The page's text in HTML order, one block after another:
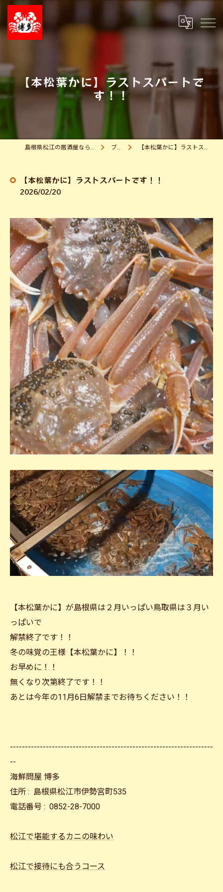
【本松葉かに】ラストスパートで
す！！
島根県松江の居酒屋なら海鮮問屋 博多 ブログ 【本松葉かに】ラストスパートです！！
【本松葉かに】ラストスパートです！！
2026/02/20
【本松葉かに】が島根県は２月いっぱい鳥取県は３月い
っぱいで
解禁終了です！！
冬の味覚の王様【本松葉かに】！！
お早めに！！
無くなり次第終了です！！
あとは今年の11月6日解禁までお待ちください！！
--------------------------------------------------------------------
--
海鮮問屋 博多
住所 : 島根県松江市伊勢宮町535
電話番号 : 0852-28-7000
松江で堪能するカニの味わい
松江で接待にも合うコース